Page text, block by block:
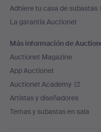
Adhiere tu casa de subastas
La garantía Auctionet
Más información de
Auctionet Magazine
App Auctionet
Auctionet Academy
Artistas y diseñadores
Temas y subastas en sala